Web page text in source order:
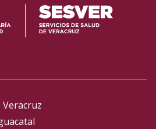
Veracruz